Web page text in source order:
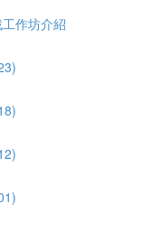
作坊介紹